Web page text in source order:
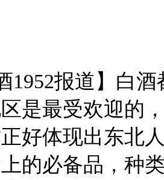
报道】白酒
是最受欢迎的
好体现出东北
的必备品，种